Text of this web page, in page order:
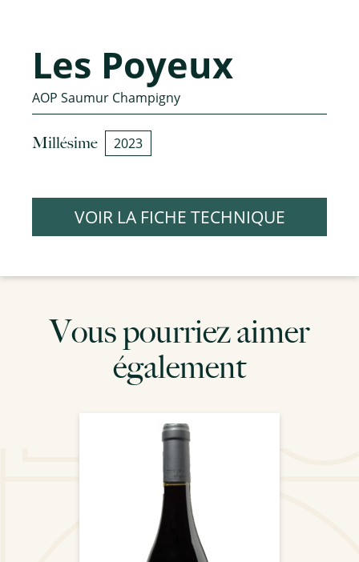
Les Poyeux
AOP Saumur Champigny
Millésime 2023
VOIR LA FICHE TECHNIQUE
Vous pourriez aimer
également